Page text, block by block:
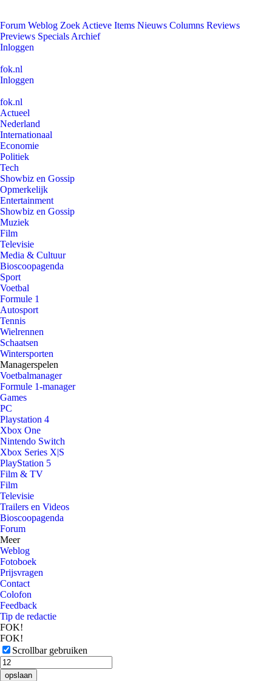
Forum Weblog Zoek Actieve Items Nieuws Columns Reviews
Previews Specials Archief
Inloggen
fok.nl
Inloggen
fok.nl
Actueel
Nederland
Internationaal
Economie
Politiek
Tech
Showbiz en Gossip
Opmerkelijk
Entertainment
Showbiz en Gossip
Muziek
Film
Televisie
Media & Cultuur
Bioscoopagenda
Sport
Voetbal
Formule 1
Autosport
Tennis
Wielrennen
Schaatsen
Wintersporten
Managerspelen
Voetbalmanager
Formule 1-manager
Games
PC
Playstation 4
Xbox One
Nintendo Switch
Xbox Series X|S
PlayStation 5
Film & TV
Film
Televisie
Trailers en Videos
Bioscoopagenda
Forum
Meer
Weblog
Fotoboek
Prijsvragen
Contact
Colofon
Feedback
Tip de redactie
FOK!
FOK!
Scrollbar gebruiken
opslaan